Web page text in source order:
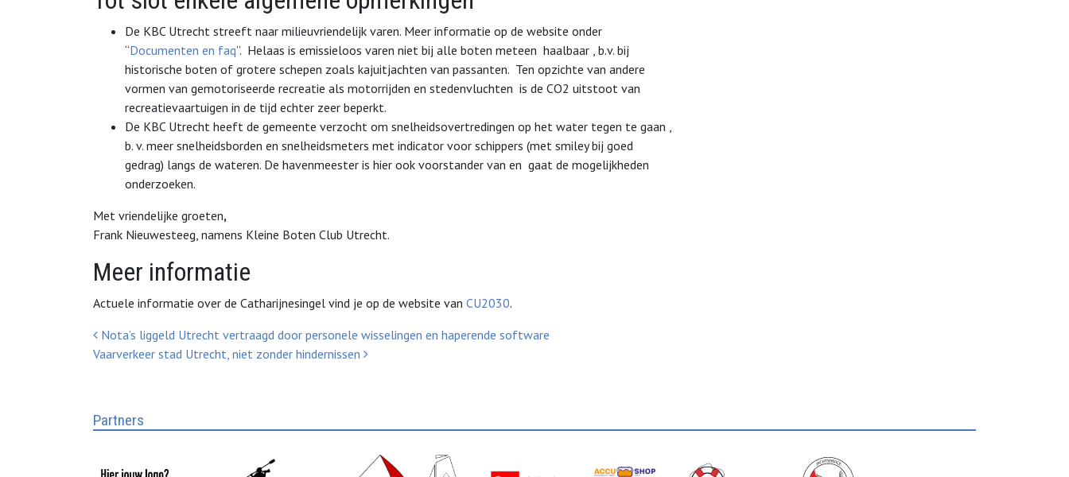
De KBC Utrecht streeft naar milieuvriendelijk varen. Meer informatie op de website onder
“Documenten en faq”. Helaas is emissieloos varen niet bij alle boten meteen haalbaar , b.v. bij
historische boten of grotere schepen zoals kajuitjachten van passanten. Ten opzichte van andere
vormen van gemotoriseerde recreatie als motorrijden en stedenvluchten is de CO2 uitstoot van
recreatievaartuigen in de tijd echter zeer beperkt.
De KBC Utrecht heeft de gemeente verzocht om snelheidsovertredingen op het water tegen te gaan ,
b. v. meer snelheidsborden en snelheidsmeters met indicator voor schippers (met smiley bij goed
gedrag) langs de wateren. De havenmeester is hier ook voorstander van en gaat de mogelijkheden
onderzoeken.
Met vriendelijke groeten,
Frank Nieuwesteeg, namens Kleine Boten Club Utrecht.
Meer informatie
Actuele informatie over de Catharijnesingel vind je op de website van CU2030.
Bericht Navigatie
Nota’s liggeld Utrecht vertraagd door personele wisselingen en haperende software
Vaarverkeer stad Utrecht, niet zonder hindernissen
Partners